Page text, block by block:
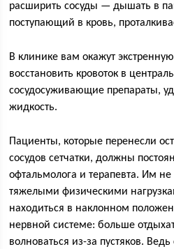
расширить сосуды — дышать в
поступающий в кровь,
В клинике вам окажут
восстановить кровоток в
сосудосуживающие препараты,
жидкость.
Пациенты, которые перенесли
сосудов сетчатки, должны
офтальмолога и терапевта. Им не
тяжелыми физическими
находиться в наклонном
нервной системе: больше
волноваться из-за пустяков.